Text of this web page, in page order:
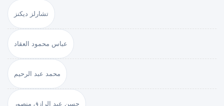
تشارلز ديكنز
عباس محمود العقاد
محمد عبد الرحيم
حسن عبد الرازق منصور